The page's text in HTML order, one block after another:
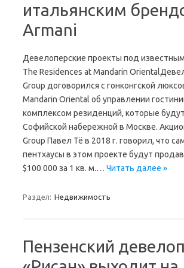
итальянским
Armani
Девелоперские проекты под
The Residences at Mandarin
Group договорился с гонконгской
Mandarin Oriental об управлении
комплексом резиденций, которые
Софийской набережной в Москве.
Group Павел Тё в 2018 г. говорил, что
пентхаусы в этом проекте будут
$100 000 за 1 кв. м.… Читать далее »
Раздел: Недвижимость
Пензенский